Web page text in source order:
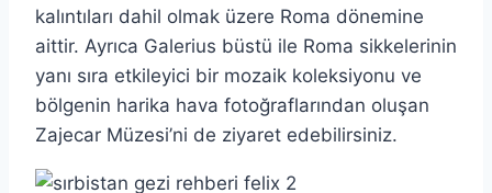
kalıntıları dahil olmak üzere Roma dönemine
aittir. Ayrıca Galerius büstü ile Roma sikkelerinin
yanı sıra etkileyici bir mozaik koleksiyonu ve
bölgenin harika hava fotoğraflarından oluşan
Zajecar Müzesi’ni de ziyaret edebilirsiniz.